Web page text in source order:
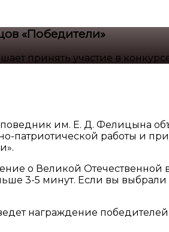
«Победители»
принять участие в
им. Е. Д. Фелицына
патриотической работы и
о Великой Отечественной
3-5 минут. Если вы
награждение